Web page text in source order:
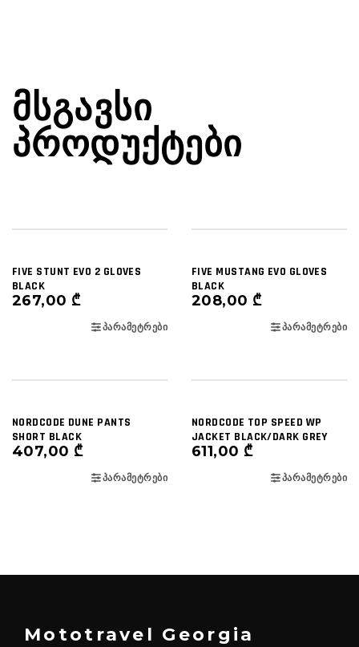
ᲛᲡᲒᲐᲕᲡᲘ
ᲞᲠᲝᲓᲣᲥᲢᲔᲑᲘ
FIVE STUNT EVO 2 GLOVES
BLACK
267,00 ₾
ᲞᲐᲠᲐᲛᲔᲢᲠᲔᲑᲘ
FIVE MUSTANG EVO GLOVES
BLACK
208,00 ₾
ᲞᲐᲠᲐᲛᲔᲢᲠᲔᲑᲘ
NORDCODE DUNE PANTS
SHORT BLACK
407,00 ₾
ᲞᲐᲠᲐᲛᲔᲢᲠᲔᲑᲘ
NORDCODE TOP SPEED WP
JACKET BLACK/DARK GREY
611,00 ₾
ᲞᲐᲠᲐᲛᲔᲢᲠᲔᲑᲘ
Mototravel Georgia